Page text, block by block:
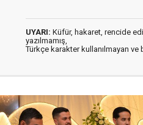
UYARI: Küfür, hakaret, rencide
yazılmamış,
Türkçe karakter kullanılmayan ve